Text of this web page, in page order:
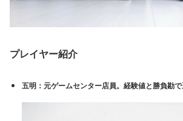
プレイヤー紹介
五明 ：元ゲームセンター店員。経験値と勝負勘で